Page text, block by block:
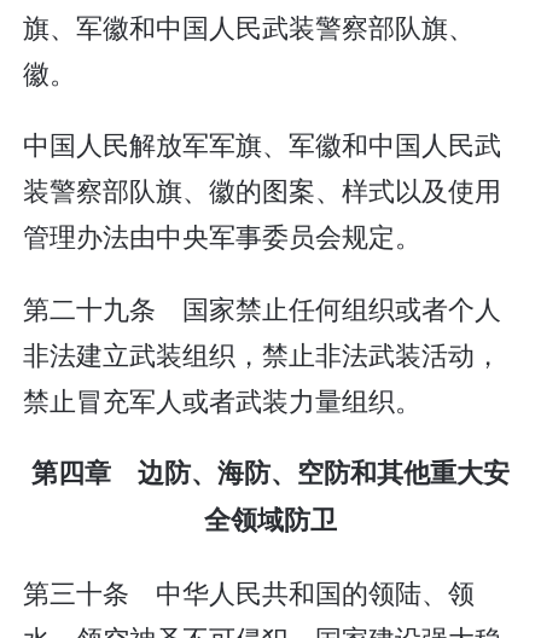
旗、军徽和中国人民武装警察部队旗、
徽。
中国人民解放军军旗、军徽和中国人民武
装警察部队旗、徽的图案、样式以及使用
管理办法由中央军事委员会规定。
第二十九条 国家禁止任何组织或者个人
非法建立武装组织，禁止非法武装活动，
禁止冒充军人或者武装力量组织。
第四章 边防、海防、空防和其他重大安
全领域防卫
第三十条 中华人民共和国的领陆、领